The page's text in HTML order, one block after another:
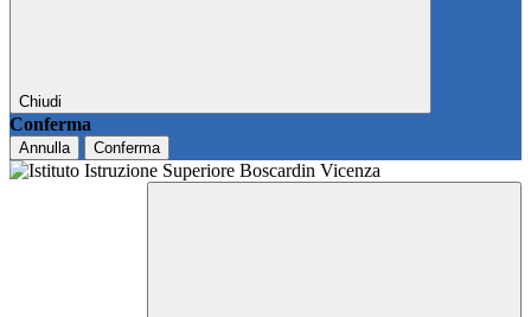
Chiudi
Conferma
Annulla Conferma